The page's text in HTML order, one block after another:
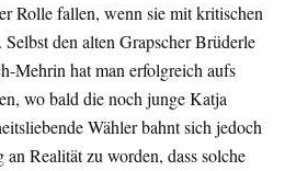
Rolle fallen, wenn sie mit kritischen
den alten Grapscher Brüderle
Mehrin hat man erfolgreich aufs
wo bald die noch junge Katja
Wähler bahnt sich jedoch
Realität zu worden, dass solche